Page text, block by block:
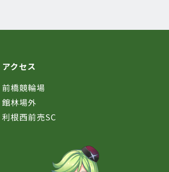
アクセス
前橋競輪場
館林場外
利根西前売SC